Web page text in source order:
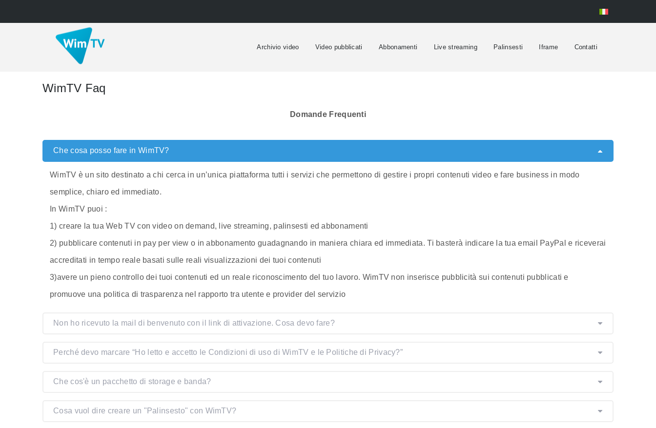
Archivio video Video pubblicati Abbonamenti Live streaming Palinsesti Iframe Contatti
WimTV Faq
Domande Frequenti
Che cosa posso fare in WimTV?
WimTV è un sito destinato a chi cerca in un’unica piattaforma tutti i servizi che permettono di gestire i propri contenuti video e fare business in modo
semplice, chiaro ed immediato.
In WimTV puoi :
1) creare la tua Web TV con video on demand, live streaming, palinsesti ed abbonamenti
2) pubblicare contenuti in pay per view o in abbonamento guadagnando in maniera chiara ed immediata. Ti basterà indicare la tua email PayPal e riceverai
accreditati in tempo reale basati sulle reali visualizzazioni dei tuoi contenuti
3)avere un pieno controllo dei tuoi contenuti ed un reale riconoscimento del tuo lavoro. WimTV non inserisce pubblicità sui contenuti pubblicati e
promuove una politica di trasparenza nel rapporto tra utente e provider del servizio
Non ho ricevuto la mail di benvenuto con il link di attivazione. Cosa devo fare?
Perché devo marcare “Ho letto e accetto le Condizioni di uso di WimTV e le Politiche di Privacy?”
Che cos'è un pacchetto di storage e banda?
Cosa vuol dire creare un "Palinsesto" con WimTV?